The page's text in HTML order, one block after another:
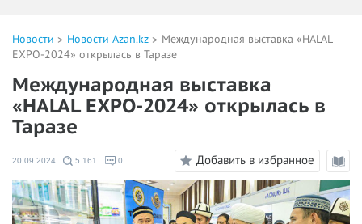
Новости Новости Azan.kz
Международная выставка «HALAL
EXPO-2024» открылась в Таразе
Международная выставка
«HALAL EXPO-2024» открылась в
Таразе
20.09.2024 5 161 0
Добавить в избранное